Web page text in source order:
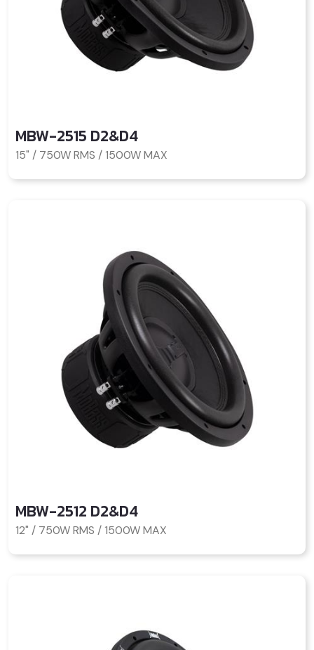
MBW-2515 D2&D4
15" / 750W RMS / 1500W MAX
MBW-2512 D2&D4
12" / 750W RMS / 1500W MAX